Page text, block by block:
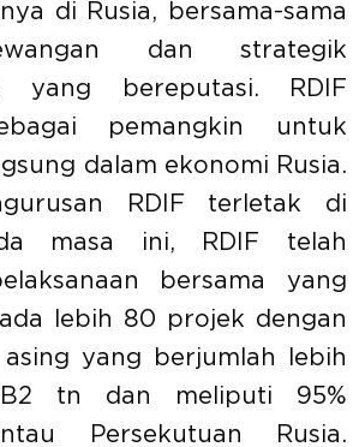
di Rusia, bersama-sama
dan strategik
yang bereputasi. RDIF
pemangkin untuk
dalam ekonomi Rusia.
RDIF terletak di
masa ini, RDIF telah
bersama yang
lebih 80 projek dengan
yang berjumlah lebih
tn dan meliputi 95%
Persekutuan Rusia.